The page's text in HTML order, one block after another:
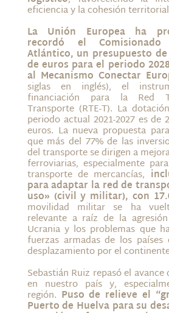
eficiencia y la cohesión
La Unión Europea ha
recordó el
Atlántico, un presupuesto
de euros para el periodo
al Mecanismo Conectar
siglas en inglés), el
financiación para la Red
Transporte (RTE-T). La
periodo actual 2021-2027 es de
euros. La nueva propuesta
que más del 77% de las
del transporte se dirigen a
ferroviarias, especialmente
transporte de mercancías,
para adaptar la red de
uso» (civil y militar), con
movilidad militar se ha
relevante a raíz de la
Ucrania y los problemas que
fuerzas armadas de los países
desplazamiento por el
Sebastián Ruiz repasó el
en nuestro país y,
región. Puso de relieve el
Puerto de Huelva para su